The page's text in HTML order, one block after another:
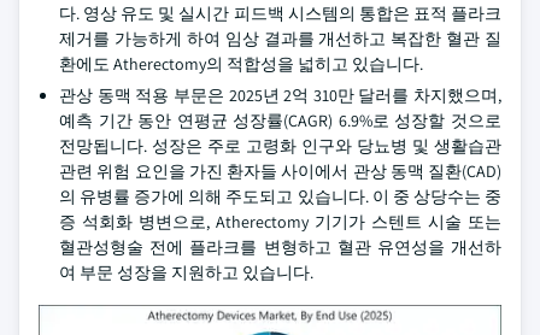
다. 영상 유도 및 실시간 피드백 시스템의 통합은 표적 플라크
제거를 가능하게 하여 임상 결과를 개선하고 복잡한 혈관 질
환에도 Atherectomy의 적합성을 넓히고 있습니다.
관상 동맥 적용 부문은 2025년 2억 310만 달러를 차지했으며,
예측 기간 동안 연평균 성장률(CAGR) 6.9%로 성장할 것으로
전망됩니다. 성장은 주로 고령화 인구와 당뇨병 및 생활습관
관련 위험 요인을 가진 환자들 사이에서 관상 동맥 질환(CAD)
의 유병률 증가에 의해 주도되고 있습니다. 이 중 상당수는 중
증 석회화 병변으로, Atherectomy 기기가 스텐트 시술 또는
혈관성형술 전에 플라크를 변형하고 혈관 유연성을 개선하
여 부문 성장을 지원하고 있습니다.